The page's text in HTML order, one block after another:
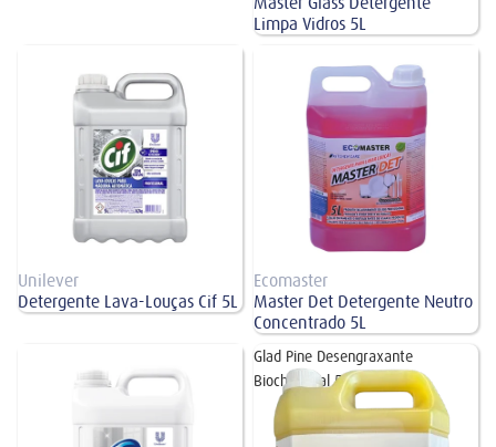
Limpa Vidros 5L
Unilever
Detergente Lava-Louças Cif 5L
Concentrado 5L
Ecomaster
Master Det Detergente Neutro
Concentrado 5L
Glad Pine Desengraxante
Biochemical 5L